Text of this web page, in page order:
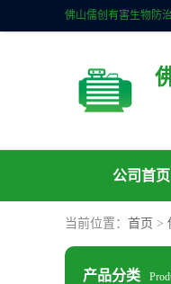
公司首页
当前位置： 首页 >
产品分类